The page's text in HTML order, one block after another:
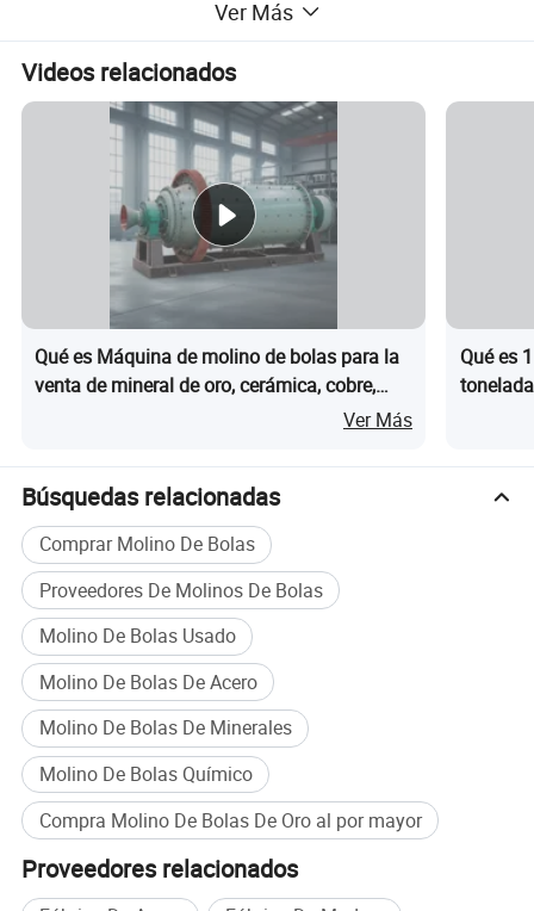
Ver Más
Videos relacionados
Qué es Máquina de molino de bolas para la
venta de mineral de oro, cerámica, cobre,
plomo, zinc, cemento, aluminio, lodo, cobre,
de piedra caliza que ahorra energía
Ver Más
Qué es
Búsquedas relacionadas
Comprar Molino De Bolas
Proveedores De Molinos De Bolas
Molino De Bolas Usado
Molino De Bolas De Acero
Molino De Bolas De Minerales
Molino De Bolas Químico
Compra Molino De Bolas De Oro al por mayor
Proveedores relacionados